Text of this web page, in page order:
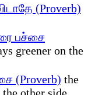
(Proverb)
பச்சை
greener on the
(Proverb) the
the other side